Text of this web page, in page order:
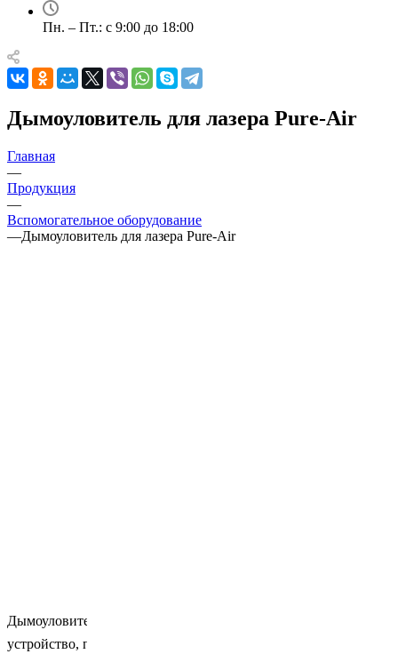
Пн. – Пт.: с 9:00 до 18:00
Дымоуловитель для лазера Pure-Air
Главная
—
Продукция
—
Вспомогательное оборудование
—Дымоуловитель для лазера Pure-Air
Дымоуловитель для лазера Pure-Air - это эффективное
устройство, предназначенное для удаления дыма и других